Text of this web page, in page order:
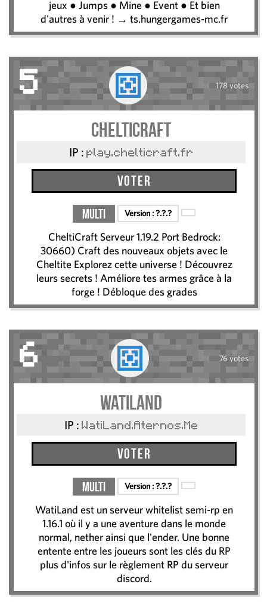
jeux ● Jumps ● Mine ● Event ● Et bien
d'autres à venir ! → ts.hungergames-mc.fr
5 178 votes
CheltiCraft
IP : play.chelticraft.fr
Voter
Multi Version :?.?.?
CheltiCraft Serveur 1.19.2 Port Bedrock:
30660) Craft des nouveaux objets avec le
Cheltite Explorez cette universe ! Découvrez
leurs secrets ! Améliore tes armes grâce à la
forge ! Débloque des grades
6 76 votes
WatiLand
IP : WatiLand.Aternos.Me
Voter
Multi Version :?.?.?
WatiLand est un serveur whitelist semi-rp en
1.16.1 où il y a une aventure dans le monde
normal, nether ainsi que l'ender. Une bonne
entente entre les joueurs sont les clés du RP
plus d'infos sur le règlement RP du serveur
discord.